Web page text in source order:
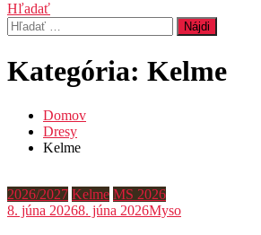
Hľadať
Hľadať:
Kategória: Kelme
Domov
Dresy
Kelme
2026/2027 Kelme MS 2026
8. júna 20268. júna 2026Myso